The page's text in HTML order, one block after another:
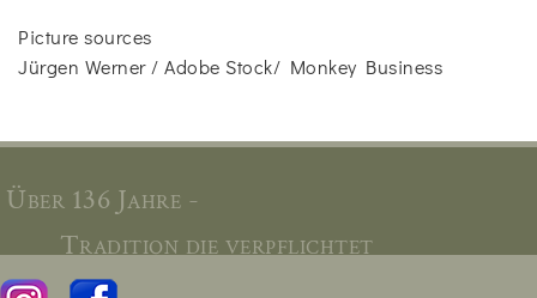
Picture sources
Jürgen Werner / Adobe Stock/ Monkey Business
Über 136 Jahre -
Tradition die verpflichtet